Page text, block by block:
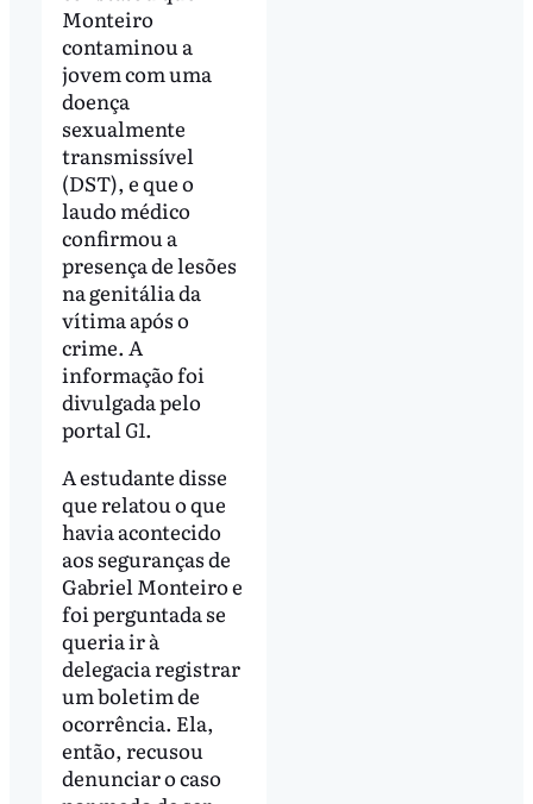
Monteiro
contaminou a
jovem com uma
doença
sexualmente
transmissível
(DST), e que o
laudo médico
confirmou a
presença de lesões
na genitália da
vítima após o
crime. A
informação foi
divulgada pelo
portalG1.
A estudante disse
que relatou o que
havia acontecido
aos seguranças de
Gabriel Monteiro e
foi perguntada se
queria ir à
delegacia registrar
um boletim de
ocorrência. Ela,
então, recusou
denunciar o caso